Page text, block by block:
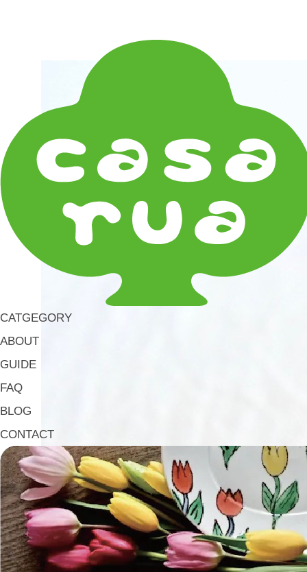
CATGEGORY
ABOUT
GUIDE
FAQ
BLOG
CONTACT